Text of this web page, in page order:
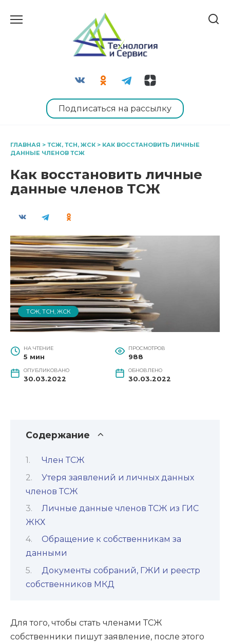
Подписаться на рассылку
ГЛАВНАЯ > ТСЖ, ТСН, ЖСК > КАК ВОССТАНОВИТЬ ЛИЧНЫЕ
ДАННЫЕ ЧЛЕНОВ ТСЖ
Как восстановить личные
данные членов ТСЖ
ТСЖ, ТСН, ЖСК
НА ЧТЕНИЕ
5 мин
ПРОСМОТРОВ
988
ОПУБЛИКОВАНО
30.03.2022
ОБНОВЛЕНО
30.03.2022
Содержание
Член ТСЖ
Утеря заявлений и личных данных
членов ТСЖ
Личные данные членов ТСЖ из ГИС
ЖКХ
Обращение к собственникам за
данными
Документы собраний, ГЖИ и реестр
собственников МКД
Для того, чтобы стать членами ТСЖ
собственники пишут заявление, после этого